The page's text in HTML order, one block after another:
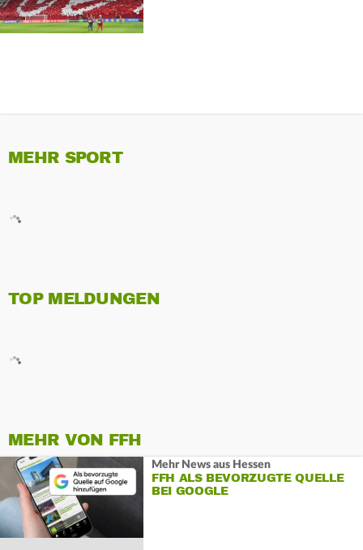
MEHR SPORT
TOP MELDUNGEN
MEHR VON FFH
Mehr News aus Hessen
FFH ALS BEVORZUGTE QUELLE
BEI GOOGLE